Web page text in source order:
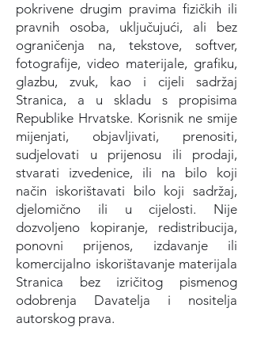
pokrivene drugim pravima fizičkih ili
pravnih osoba, uključujući, ali bez
ograničenja na, tekstove, softver,
fotografije, video materijale, grafiku,
glazbu, zvuk, kao i cijeli sadržaj
Stranica, a u skladu s propisima
Republike Hrvatske. Korisnik ne smije
mijenjati, objavljivati, prenositi,
sudjelovati u prijenosu ili prodaji,
stvarati izvedenice, ili na bilo koji
način iskorištavati bilo koji sadržaj,
djelomično ili u cijelosti. Nije
dozvoljeno kopiranje, redistribucija,
ponovni prijenos, izdavanje ili
komercijalno iskorištavanje materijala
Stranica bez izričitog pismenog
odobrenja Davatelja i nositelja
autorskog prava.